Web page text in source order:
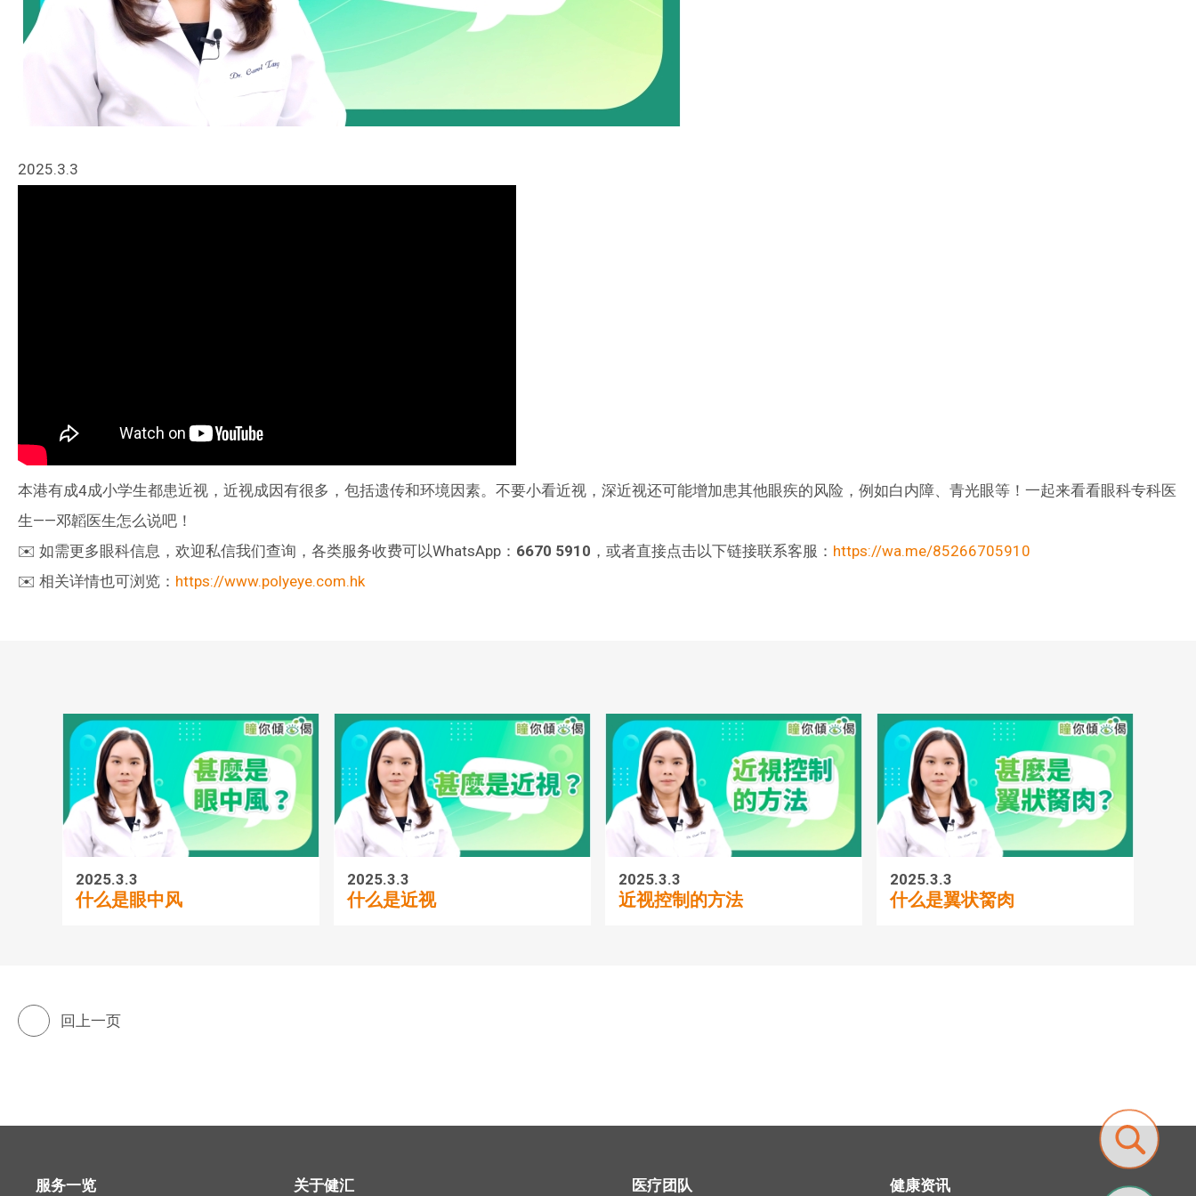
2025.3.3
本港有成4成小学生都患近视，近视成因有很多，包括遗传和环境因素。不要小看近视，深近视还可能增加患其他眼疾的风险，例如白内障、青光眼等！一起来看看眼科专科医
生——邓韜医生怎么说吧！
✉️ 如需更多眼科信息，欢迎私信我们查询，各类服务收费可以WhatsApp： 6670 5910 ，或者直接点击以下链接联系客服： https://wa.me/85266705910
✉️ 相关详情也可浏览： https://www.polyeye.com.hk
2025.3.3
什么是眼中风
2025.3.3
什么是近视
2025.3.3
近视控制的方法
2025.3.3
什么是翼状胬肉
回上一页
服务一览 关于健汇 医疗团队 健康资讯